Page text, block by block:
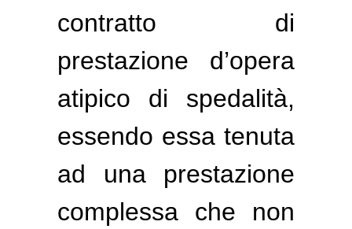
contratto di
prestazione d’opera
atipico di spedalità,
essendo essa tenuta
ad una prestazione
complessa che non